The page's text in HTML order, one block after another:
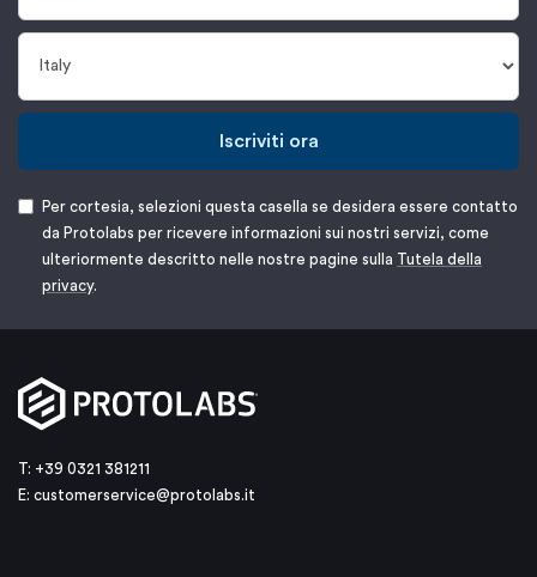
Iscriviti ora
Per cortesia, selezioni questa casella se desidera essere contatto
da Protolabs per ricevere informazioni sui nostri servizi, come
ulteriormente descritto nelle nostre pagine sulla Tutela della
privacy.
T: +39 0321 381211
E: customerservice@protolabs.it